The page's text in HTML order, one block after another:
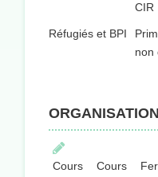
CIR
Réfugiés et BPI
non
ORGANISATION
Cours
Cours